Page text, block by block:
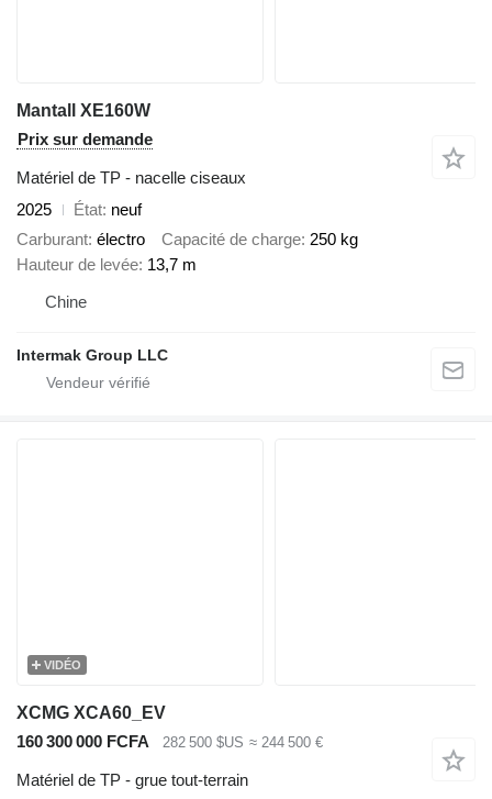
Mantall XE160W
Prix sur demande
Matériel de TP - nacelle ciseaux
2025
État neuf
Carburant électro Capacité de charge 250 kg
Hauteur de levée 13,7 m
Chine
Intermak Group LLC
VIDÉO
XCMG XCA60_EV
160 300 000 FCFA
282 500 $US ≈ 244 500 €
Matériel de TP - grue tout-terrain